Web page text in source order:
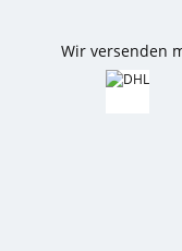
Wir versenden